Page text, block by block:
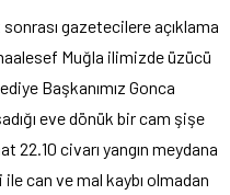
gazetecilere açıklama
Muğla ilimizde üzücü
Başkanımız Gonca
eve dönük bir cam şişe
22.10 civarı yangın meydana
can ve mal kaybı olmadan